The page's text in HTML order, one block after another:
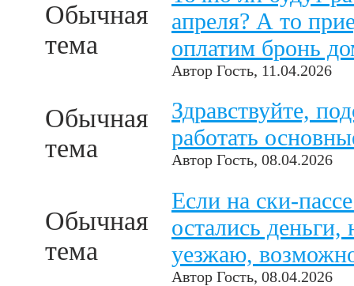
Обычная
тема
апреля? А то
оплатим бронь
Автор Гость, 11.04.2026
Обычная
тема
Здравствуйте,
работать
Автор Гость, 08.04.2026
Обычная
тема
Если на ски-
остались деньги,
уезжаю,
Автор Гость, 08.04.2026